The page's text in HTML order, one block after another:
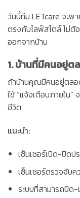
วันนี้ทีม LETcare จะพ
ตรงกับไลฟ์สไตล์ ไม่ต้
ออกจากบ้าน
1.บ้านที่มีคนอยู่ต
ถ้าบ้านคุณมีคนอยู่ตลอ
ใช้ “แจ้งเตือนภายใน
ชีวิต
แนะนำ:
เซ็นเซอร์เปิด-ปิดป
เซ็นเซอร์ตรวจจับค
ระบบที่สามารถปิด